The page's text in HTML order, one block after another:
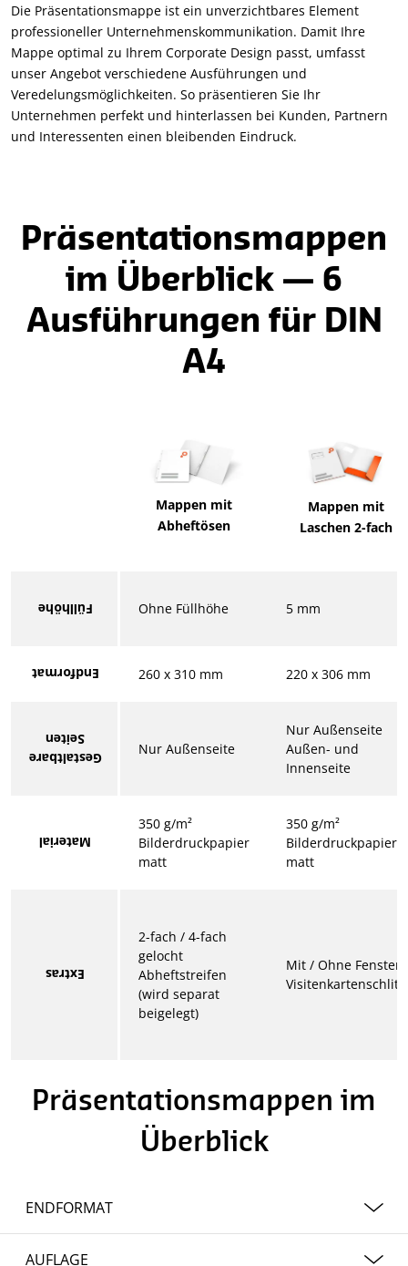
Die Präsentationsmappe ist ein unverzichtbares Element
professioneller Unternehmenskommunikation. Damit Ihre
Mappe optimal zu Ihrem Corporate Design passt, umfasst
unser Angebot verschiedene Ausführungen und
Veredelungsmöglichkeiten. So präsentieren Sie Ihr
Unternehmen perfekt und hinterlassen bei Kunden, Partnern
und Interessenten einen bleibenden Eindruck.
Präsentationsmappen
im Überblick — 6
Ausführungen für DIN
A4
Mappen mit
Abheftösen
Mappen mit
Laschen 2-fach
Füllhöhe Ohne Füllhöhe 5 mm
Endformat 260 x 310 mm 220 x 306 mm
Gestaltbare
Seiten
Nur Außenseite
Nur Außenseite
Außen- und
Innenseite
Material
350 g/m²
Bilderdruckpapier
matt
350 g/m²
Bilderdruckpapier
matt
Extras
2-fach / 4-fach
gelocht
Abheftstreifen
(wird separat
beigelegt)
Mit / Ohne Fenster
Visitenkartenschlitz
Präsentationsmappen im
Überblick
ENDFORMAT
AUFLAGE